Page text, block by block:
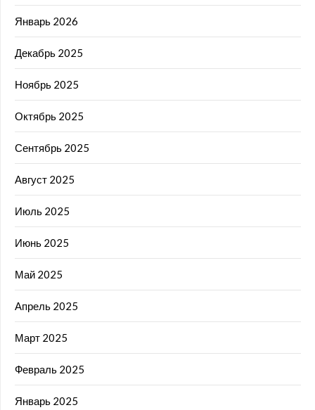
Январь 2026
Декабрь 2025
Ноябрь 2025
Октябрь 2025
Сентябрь 2025
Август 2025
Июль 2025
Июнь 2025
Май 2025
Апрель 2025
Март 2025
Февраль 2025
Январь 2025